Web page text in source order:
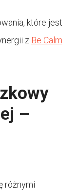
które jest
z Be Calm
–
różnymi